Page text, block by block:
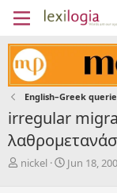
English–Greek
irregular
T
nickel
S
Jun 18,